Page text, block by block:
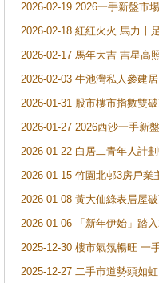
2026-02-19 2026一手新盤市
2026-02-18 紅紅火火 馬力十
2026-02-17 馬年大吉 吉星高
2026-02-03 牛池灣私人參建
2026-01-31 股市樓市指數雙
2026-01-27 2026西沙一手新
2026-01-22 白居二青年人計
2026-01-15 竹園北邨3房戶業
2026-01-08 黃大仙綠表居屋
2026-01-06 「新年伊始」踏
2025-12-30 樓市氣氛暢旺 一
2025-12-27 二手市道勢頭如